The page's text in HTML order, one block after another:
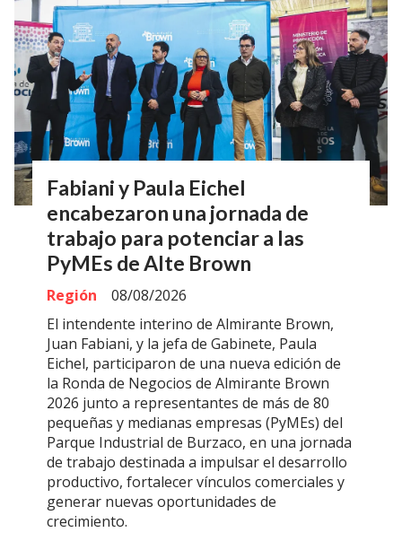
Fabiani y Paula Eichel
encabezaron una jornada de
trabajo para potenciar a las
PyMEs de Alte Brown
Región
08/08/2026
El intendente interino de Almirante Brown,
Juan Fabiani, y la jefa de Gabinete, Paula
Eichel, participaron de una nueva edición de
la Ronda de Negocios de Almirante Brown
2026 junto a representantes de más de 80
pequeñas y medianas empresas (PyMEs) del
Parque Industrial de Burzaco, en una jornada
de trabajo destinada a impulsar el desarrollo
productivo, fortalecer vínculos comerciales y
generar nuevas oportunidades de
crecimiento.